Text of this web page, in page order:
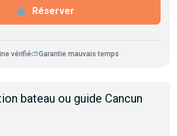
Réserver
vérifié⛅Garantie mauvais temps
bateau ou guide Cancun